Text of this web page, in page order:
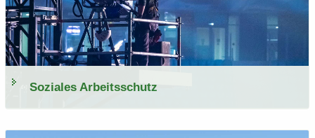
So­zia­les Ar­beits­schutz